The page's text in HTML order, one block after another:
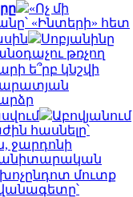
«Ոչ մի
«Ինտերի» հետ
Սոբյանինը
թռչող
ե՞րբ կնշվի
Աբովյանում
հասնելը՝
ջարդոնի
մուտք